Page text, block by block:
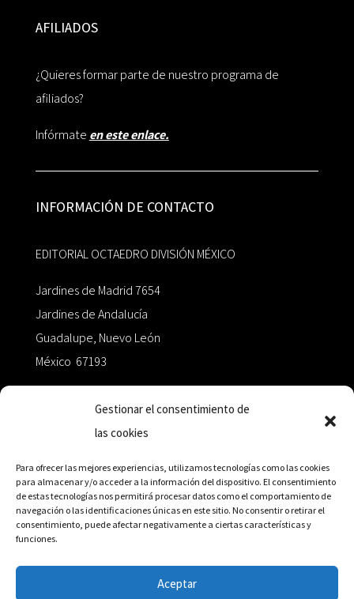
Gestionar el consentimiento de
las cookies
Para ofrecer las mejores experiencias, utilizamos tecnologías como las cookies
para almacenar y/o acceder a la información del dispositivo. El consentimiento
de estas tecnologías nos permitirá procesar datos como el comportamiento de
navegación o las identificaciones únicas en este sitio. No consentir o retirar el
consentimiento, puede afectar negativamente a ciertas características y
funciones.
Aceptar
AFILIADOS
¿Quieres formar parte de nuestro programa de
afiliados?
Infórmate en este enlace.
INFORMACIÓN DE CONTACTO
EDITORIAL OCTAEDRO DIVISIÓN MÉXICO
Jardines de Madrid 7654
Jardines de Andalucía
Guadalupe, Nuevo León
México 67193
+52 811.499.5638
RED DE DISTRIBUCIÓN